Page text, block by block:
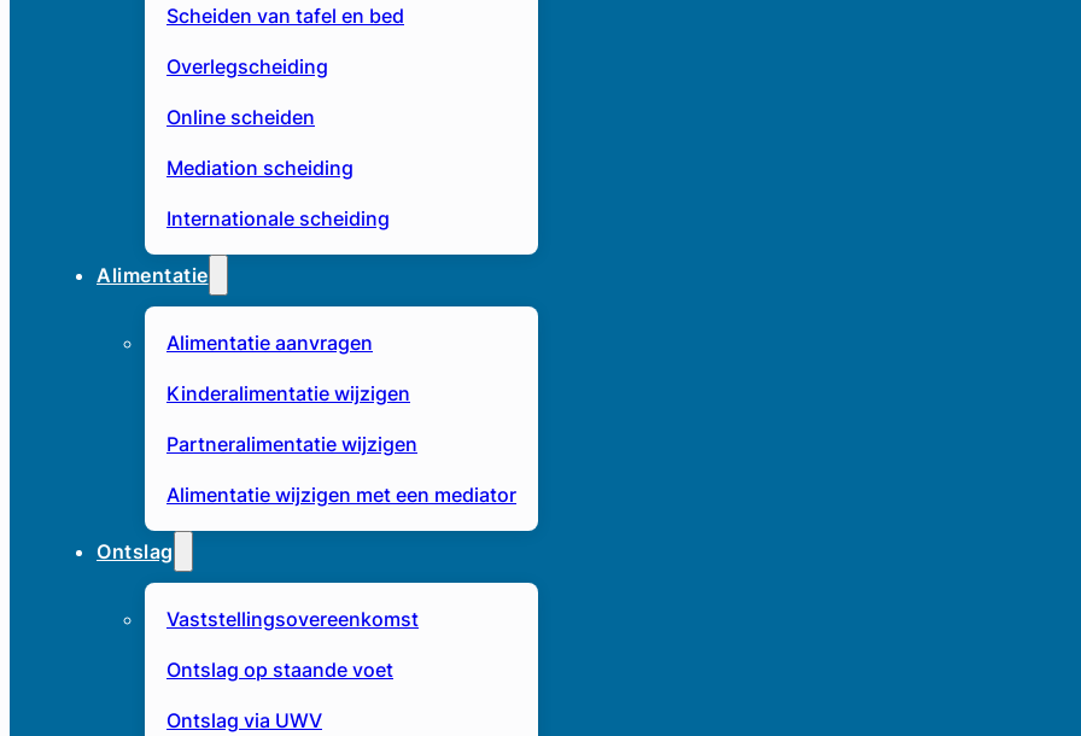
Scheiden van tafel en bed
Overlegscheiding
Online scheiden
Mediation scheiding
Internationale scheiding
Alimentatie
Alimentatie aanvragen
Kinderalimentatie wijzigen
Partneralimentatie wijzigen
Alimentatie wijzigen met een mediator
Ontslag
Vaststellingsovereenkomst
Ontslag op staande voet
Ontslag via UWV